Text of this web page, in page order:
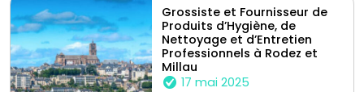
Grossiste et Fournisseur de
Produits d’Hygiène, de
Nettoyage et d’Entretien
Professionnels à Rodez et
Millau
17 mai 2025